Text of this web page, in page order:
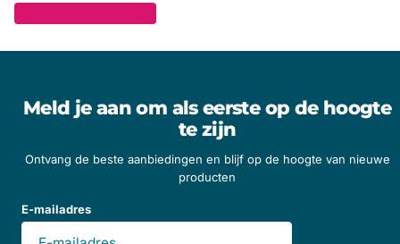
Meld je aan om als eerste op de hoogte
te zijn
Ontvang de beste aanbiedingen en blijf op de hoogte van nieuwe
producten
E-mailadres